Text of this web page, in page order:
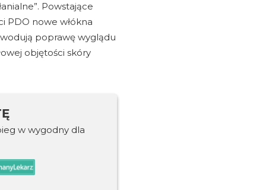
Powstające
PDO nowe włókna
poprawę wyglądu
objętości skóry
w wygodny dla